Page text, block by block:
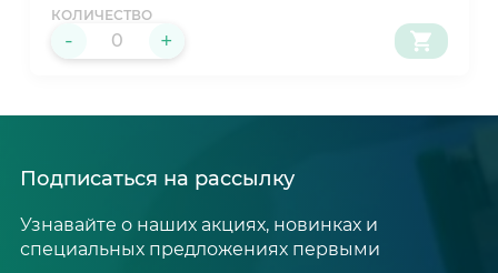
- +
Подписаться на рассылку
Узнавайте о наших акциях, новинках и
специальных предложениях первыми